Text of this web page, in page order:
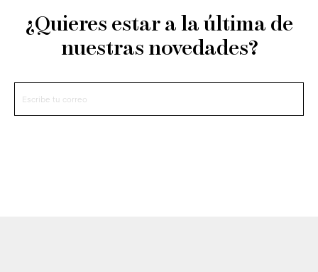
¿Quieres estar a la última de
nuestras novedades?